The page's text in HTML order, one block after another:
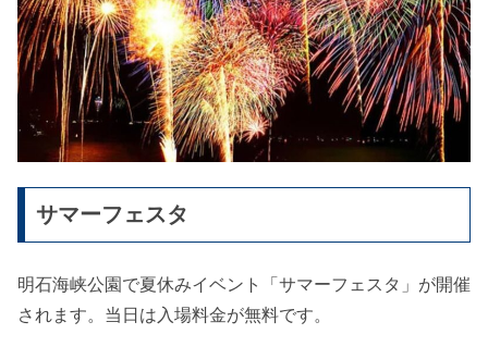
サマーフェスタ
明石海峡公園で夏休みイベント「サマーフェスタ」が開催
されます。当日は入場料金が無料です。